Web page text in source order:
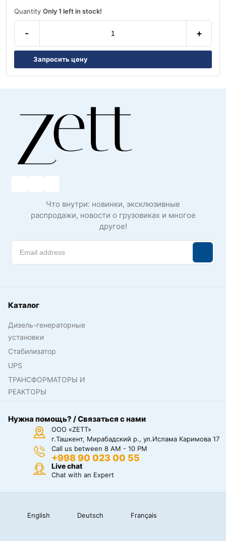
Quantity Only 1 left in stock!
- +
Запросить цену
Что внутри: новинки, эксклюзивные
распродажи, новости о грузовиках и многое
другое!
Каталог
Дизель-генераторные
установки
Стабилизатор
UPS
ТРАНСФОРМАТОРЫ И
РЕАКТОРЫ
Нужна помощь? / Связаться с нами
ООО «ZETT»
г.Ташкент, Мирабадский р., ул.Ислама Каримова 17
Call us between 8 AM - 10 PM
+998 90 023 00 55
Live chat
Chat with an Expert
English Deutsch Français